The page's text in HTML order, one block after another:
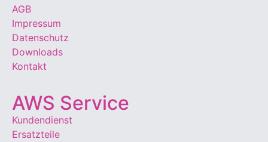
AGB
Impressum
Datenschutz
Downloads
Kontakt
AWS Service
Kundendienst
Ersatzteile